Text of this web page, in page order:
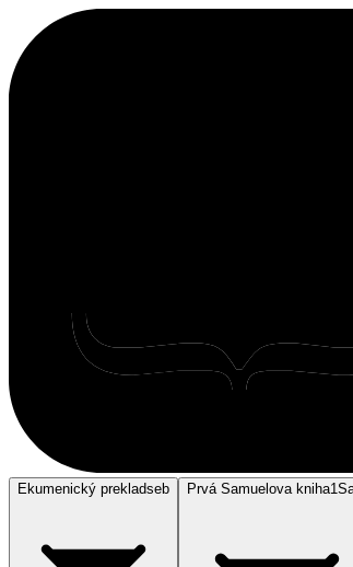
Ekumenický prekladseb Prvá Samuelova kniha